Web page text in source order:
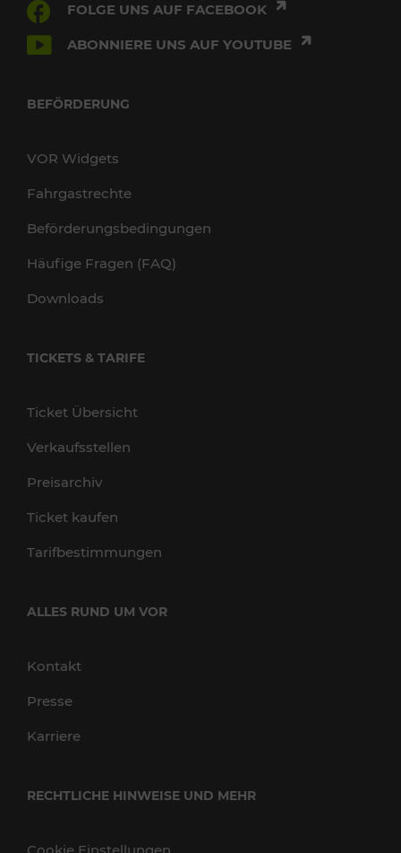
FOLGE UNS AUF FACEBOOK
ABONNIERE UNS AUF YOUTUBE
BEFÖRDERUNG
VOR Widgets
Fahrgastrechte
Beförderungsbedingungen
Häufige Fragen (FAQ)
Downloads
TICKETS & TARIFE
Ticket Übersicht
Verkaufsstellen
Preisarchiv
Ticket kaufen
Tarifbestimmungen
ALLES RUND UM VOR
Kontakt
Presse
Karriere
RECHTLICHE HINWEISE UND MEHR